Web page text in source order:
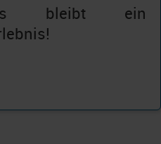
es bleibt ein